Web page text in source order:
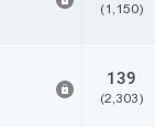
(1,150)
139
(2,303)